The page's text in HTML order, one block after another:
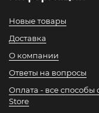
Новые товары
Доставка
О компании
Ответы на вопросы
Оплата - все способы
Store